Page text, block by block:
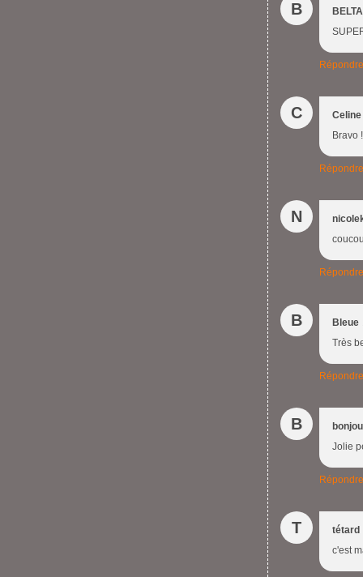
B
BELTA
Répondre
C
Celine
Bravo
Répondre
N
Répondre
B Bleue
Très
Répondre
B
Jolie
Répondre
T
tétard
c'est